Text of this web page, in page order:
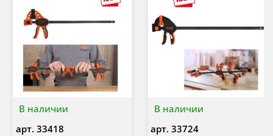
В наличии
арт. 33418
В наличии
арт. 33724